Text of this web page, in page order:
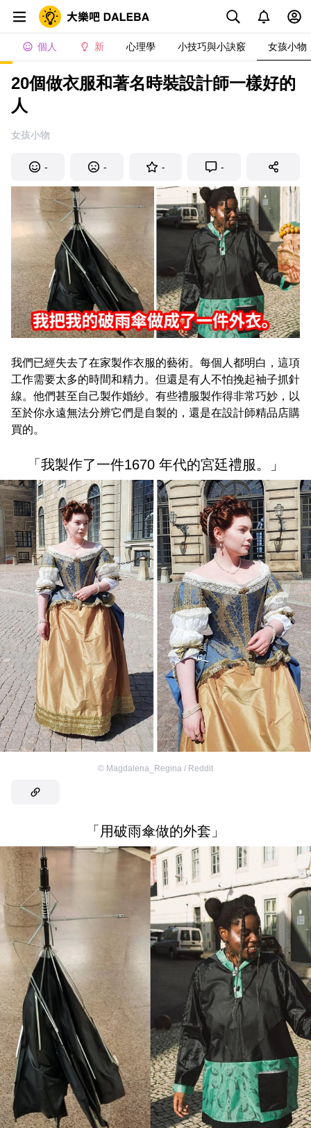
個人 新 心理學 小技巧與小訣竅 女孩小物
20個做衣服和著名時裝設計師一樣好的
人
女孩小物
- - - -
我們已經失去了在家製作衣服的藝術。每個人都明白，這項
工作需要太多的時間和精力。但還是有人不怕挽起袖子抓針
線。他們甚至自己製作婚紗。有些禮服製作得非常巧妙，以
至於你永遠無法分辨它們是自製的，還是在設計師精品店購
買的。
「我製作了一件1670 年代的宮廷禮服。」
© Magdalena_Regina / Reddit
「用破雨傘做的外套」